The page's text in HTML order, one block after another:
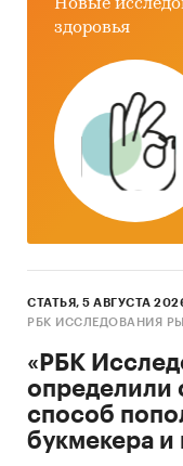
карандаши
ручки
тетради
Информация о
каналам
госзакупки
Новые
здоровья
СТАТЬЯ, 5 АВГУСТА
РБК ИССЛЕДОВАНИЯ
«РБК
определили
способ
букмекера